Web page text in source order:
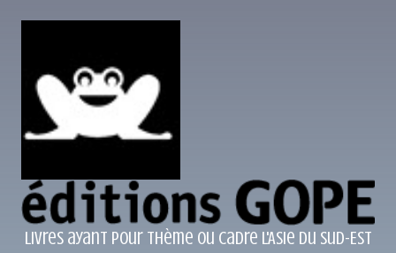
Livres ayant pour thème ou cadre l'Asie du Sud-Est